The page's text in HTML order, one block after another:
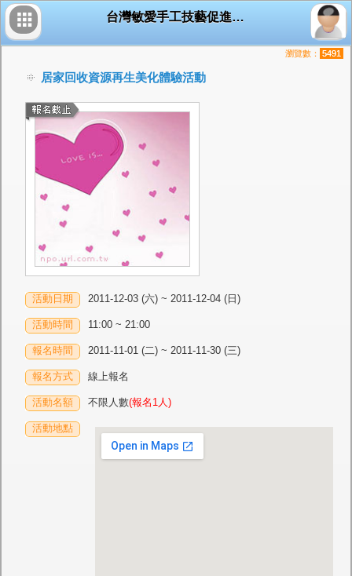
台灣敏愛手工技藝促進協會
居家回收資源再生美化體驗活動
瀏覽數： 5491
活動日期 2011-12-03 (六) ~ 2011-12-04 (日)
活動時間 11:00 ~ 21:00
報名時間 2011-11-01 (二) ~ 2011-11-30 (三)
報名方式 線上報名
活動名額 不限人數(報名1人)
活動地點